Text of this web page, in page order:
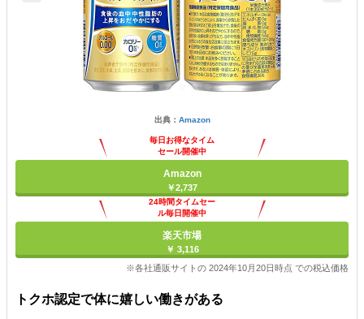
出典： Amazon
毎日お得なタイム
セール開催中
Amazon
￥2,737
24時間タイムセー
ル毎日開催中
楽天市場
￥ 3,116
※各社通販サイトの 2024年10月20日時点 での税込価格
トクホ認定で体に嬉しい働きがある